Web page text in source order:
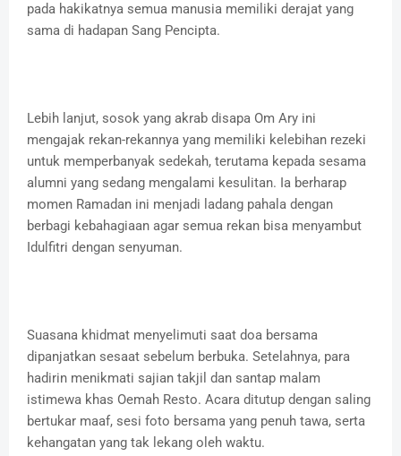
pada hakikatnya semua manusia memiliki derajat yang
sama di hadapan Sang Pencipta.
Lebih lanjut, sosok yang akrab disapa Om Ary ini
mengajak rekan-rekannya yang memiliki kelebihan rezeki
untuk memperbanyak sedekah, terutama kepada sesama
alumni yang sedang mengalami kesulitan. Ia berharap
momen Ramadan ini menjadi ladang pahala dengan
berbagi kebahagiaan agar semua rekan bisa menyambut
Idulfitri dengan senyuman.
Suasana khidmat menyelimuti saat doa bersama
dipanjatkan sesaat sebelum berbuka. Setelahnya, para
hadirin menikmati sajian takjil dan santap malam
istimewa khas Oemah Resto. Acara ditutup dengan saling
bertukar maaf, sesi foto bersama yang penuh tawa, serta
kehangatan yang tak lekang oleh waktu.